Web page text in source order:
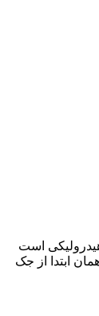
است
ابتدا از جک